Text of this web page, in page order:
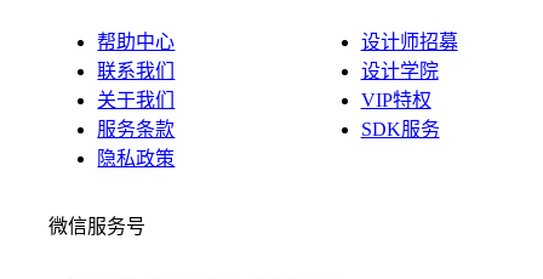
帮助中心
联系我们
关于我们
服务条款
隐私政策
设计师招募
设计学院
VIP特权
SDK服务
微信服务号